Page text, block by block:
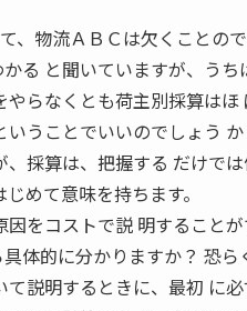
、物流ＡＢＣは欠くことの
る と聞いていますが、う
らなくとも荷主別採算はほ
いうことでいいのでしょう
採算は、把握する だけでは
めて意味を持ちます。
因をコストで説 明すること
体的に分かりますか？ 恐ら
て説明するときに、最初 に